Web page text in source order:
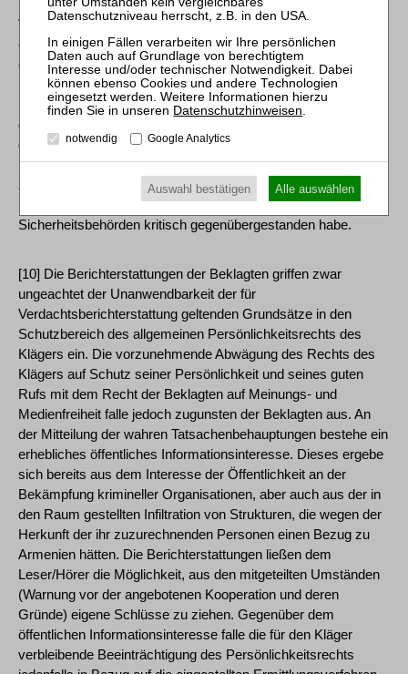
Bestandteil einer vollständigen Darstellung und dienten dem
Verständnis des Lesers/Hörers, dem sich anderenfalls nicht
erschließen würde, warum eine oberste Bundesbehörde vor
einer Kooperation mit dem höchsten Repräsentanten der
Republik Armenien warne. Damit sei die Mitteilung zu den -
lange zurückliegenden - Ermittlungsverfahren ebenso wie der
damalige Verdacht, der Kläger sei ein "Dieb im Gesetz", nicht
das Thema einer Berichterstattung, sondern notwendiger
Bestandteil des recherchierten Sachverhalts, der sich dahin
zusammenfassen lasse, dass das BKA einer Annahme des
Kooperationsangebots des Klägers durch die
Sicherheitsbehörden kritisch gegenübergestanden habe.
[10] Die Berichterstattungen der Beklagten griffen zwar
ungeachtet der Unanwendbarkeit der für
Verdachtsberichterstattung geltenden Grundsätze in den
Schutzbereich des allgemeinen Persönlichkeitsrechts des
Klägers ein. Die vorzunehmende Abwägung des Rechts des
Klägers auf Schutz seiner Persönlichkeit und seines guten
Rufs mit dem Recht der Beklagten auf Meinungs- und
Medienfreiheit falle jedoch zugunsten der Beklagten aus. An
der Mitteilung der wahren Tatsachenbehauptungen bestehe ein
erhebliches öffentliches Informationsinteresse. Dieses ergebe
sich bereits aus dem Interesse der Öffentlichkeit an der
Bekämpfung krimineller Organisationen, aber auch aus der in
den Raum gestellten Infiltration von Strukturen, die wegen der
Herkunft der ihr zuzurechnenden Personen einen Bezug zu
Armenien hätten. Die Berichterstattungen ließen dem
Leser/Hörer die Möglichkeit, aus den mitgeteilten Umständen
(Warnung vor der angebotenen Kooperation und deren
Gründe) eigene Schlüsse zu ziehen. Gegenüber dem
öffentlichen Informationsinteresse falle die für den Kläger
verbleibende Beeinträchtigung des Persönlichkeitsrechts
Datenschutzhinweisen
notwendig Google Analytics
Auswahl bestätigen Alle auswählen